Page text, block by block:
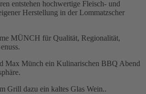
entstehen hochwertige Fleisch- und
Herstellung in der Lommatzscher
MÜNCH für Qualität, Regionalität,
Max Münch ein Kulinarischen BBQ Abend
Grill dazu ein kaltes Glas Wein..